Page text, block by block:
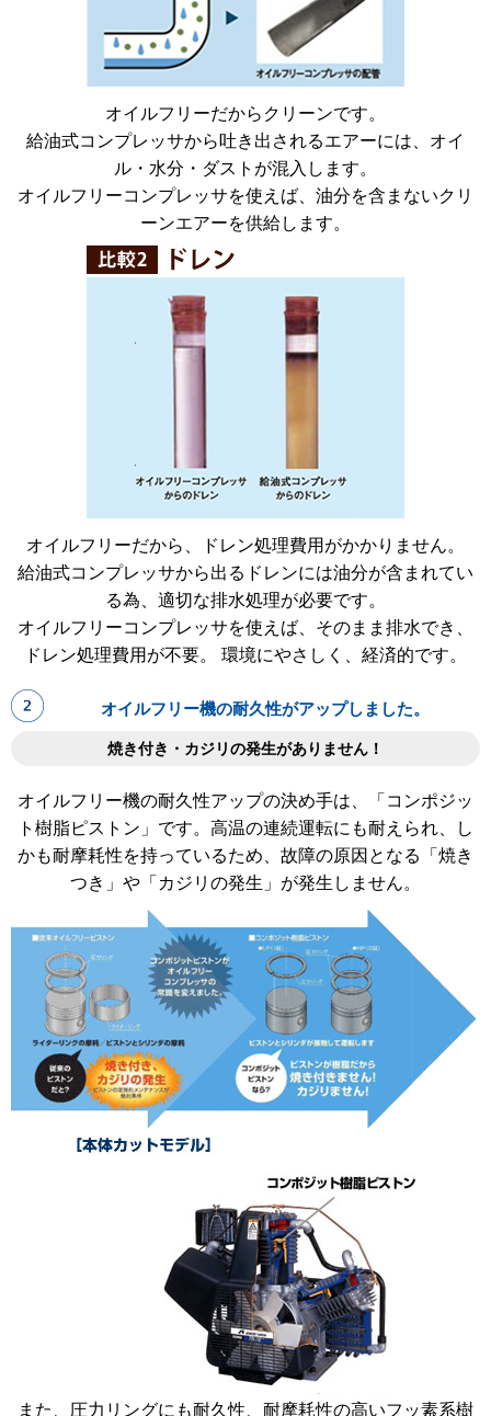
オイルフリーだからクリーンです。
給油式コンプレッサから吐き出されるエアーには、オイ
ル・水分・ダストが混入します。
オイルフリーコンプレッサを使えば、油分を含まないクリ
ーンエアーを供給します。
オイルフリーだから、ドレン処理費用がかかりません。
給油式コンプレッサから出るドレンには油分が含まれてい
る為、適切な排水処理が必要です。
オイルフリーコンプレッサを使えば、そのまま排水でき、
ドレン処理費用が不要。 環境にやさしく、経済的です。
オイルフリー機の耐久性がアップしました。
焼き付き・カジリの発生がありません！
オイルフリー機の耐久性アップの決め手は、「コンポジッ
ト樹脂ピストン」です。高温の連続運転にも耐えられ、し
かも耐摩耗性を持っているため、故障の原因となる「焼き
つき」や「カジリの発生」が発生しません。
また、圧力リングにも耐久性、耐摩耗性の高いフッ素系樹